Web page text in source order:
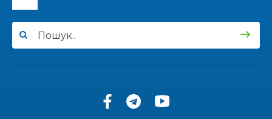
12:00
11:34
Частина ВПО більше не отримає житловий
Бахмутська молодь досліджує Полтаву